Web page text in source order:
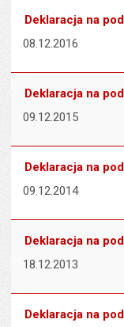
Deklaracja na
08.12.2016
Deklaracja na
09.12.2015
Deklaracja na
09.12.2014
Deklaracja na
18.12.2013
Deklaracja na